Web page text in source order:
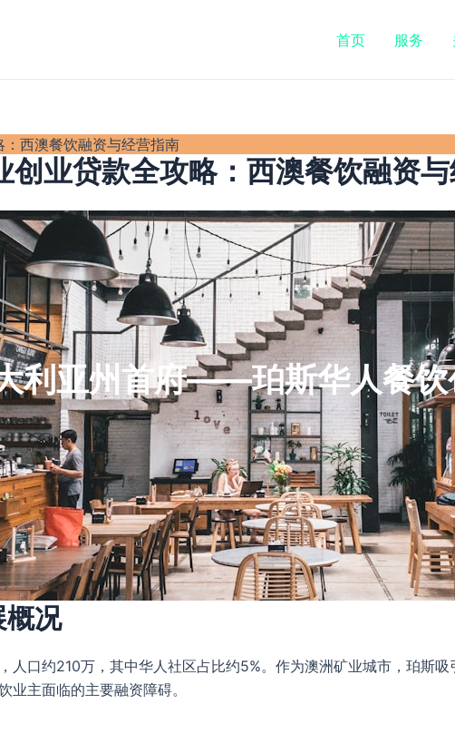
首页 服务
西澳餐饮融资与经营指南
业贷款全攻略：西澳餐饮融资
利亚州首府——珀斯华人餐饮
概况
人口约210万，其中华人社区占比约5%。作为澳洲矿业城市，珀斯
主面临的主要融资障碍。